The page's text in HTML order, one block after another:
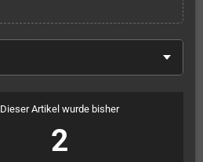
Dieser Artikel wurde bisher
2